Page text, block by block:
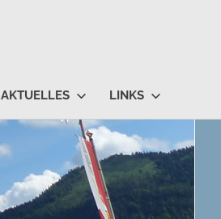
AKTUELLES LINKS